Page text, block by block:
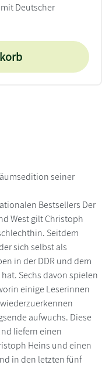
Deutscher
seiner
Bestsellers Der
West gilt Christoph
Seitdem
sich selbst als
in der DDR und dem
Sechs davon spielen
einige Leserinnen
aufwuchs. Diese
liefern einen
Heins und einen
in den letzten fünf